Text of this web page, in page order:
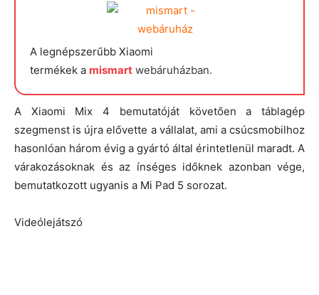
A legnépszerűbb Xiaomi
termékek a mismart webáruházban.
A Xiaomi Mix 4 bemutatóját követően a táblagép
szegmenst is újra elővette a vállalat, ami a csúcsmobilhoz
hasonlóan három évig a gyártó által érintetlenül maradt. A
várakozásoknak és az ínséges időknek azonban vége,
bemutatkozott ugyanis a Mi Pad 5 sorozat.
Videólejátszó